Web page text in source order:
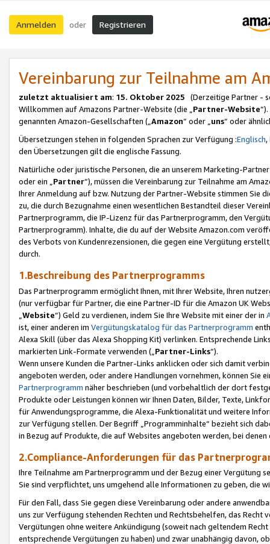
Anmelden oder Registrieren
Vereinbarung zur Teilnahme am
zuletzt aktualisiert am: 15. Oktober 2025 (Derzeitige Partner -
Willkommen auf Amazons Partner-Website (die „Partner-Website
genannten Amazon-Gesellschaften („Amazon“ oder „uns“ oder
Übersetzungen stehen in folgenden Sprachen zur Verfügung :Englisch,
den Übersetzungen gilt die englische Fassung.
Natürliche oder juristische Personen, die an unserem Marketing-
oder ein „Partner“), müssen die Vereinbarung zur Teilnahme am
Ihrer Anmeldung auf bzw. Nutzung der Partner-Website stimmen Sie
zu, die durch Bezugnahme einen wesentlichen Bestandteil dieser
Partnerprogramm, die IP-Lizenz für das Partnerprogramm, den
Partnerprogramm). Inhalte, die du auf der Website Amazon.com
des Verbots von Kundenrezensionen, die gegen eine Vergütung
durch.
1.Beschreibung des Partnerprogramms
Das Partnerprogramm ermöglicht Ihnen, mit Ihrer Website, Ihren
(nur verfügbar für Partner, die eine Partner-ID für die Amazon UK
Website“) Geld zu verdienen, indem Sie Ihre Website mit einer der in
ist, einer anderen im Vergütungskatalog für das Partnerprogramm
Alexa Skill (über das Alexa Shopping Kit) verlinken. Entsprechende
markierten Link-Formate verwenden („ Partner-Links“).
Wenn unsere Kunden die Partner-Links anklicken oder sich damit
angeboten werden, oder andere Handlungen vornehmen, können Sie
Partnerprogramm näher beschrieben (und vorbehaltlich der dort
Produkte oder Leistungen können wir Ihnen Daten, Bilder, Texte,
für Anwendungsprogramme, die Alexa-Funktionalität und weitere
zur Verfügung stellen. Der Begriff „Programminhalte“ bezieht sich
in Bezug auf Produkte, die auf Websites angeboten werden, bei
2.Compliance-Anforderungen für das
Ihre Teilnahme am Partnerprogramm und der Bezug einer Vergütung
Sie sind verpflichtet, uns umgehend alle Informationen zu geben, die
Für den Fall, dass Sie gegen diese Vereinbarung oder andere
uns zur Verfügung stehenden Rechten und Rechtsbehelfen, das
Vergütungen ohne weitere Ankündigung (soweit nach geltendem
entsprechende Vergütungen zu haben) und zwar unabhängig davon,